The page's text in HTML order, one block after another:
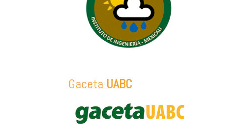
Gaceta UABC